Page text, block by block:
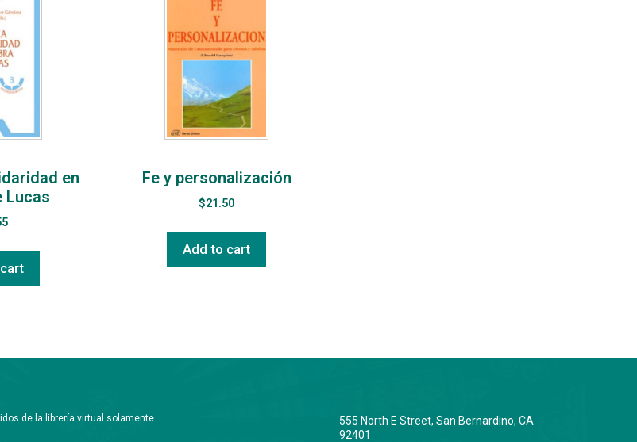
en
Lucas
Fe y personalización
$21.50
Add to cart
de la librería virtual solamente
555 North E Street, San Bernardino, CA
92401